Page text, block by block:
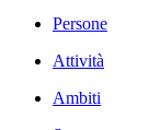
Persone
Attività
Ambiti